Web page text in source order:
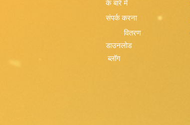
के बारे में
संपर्क करना
वितरण
डाउनलोड
ब्लॉग